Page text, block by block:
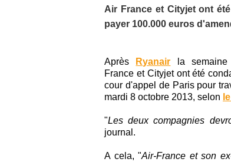
Air France et Cityjet ont
payer 100.000 euros
Après
Ryanair la semaine
France et Cityjet ont été
cour d'appel de Paris pour
mardi 8 octobre 2013, selon
"Les deux compagnies
journal.
A cela, "Air-France et son